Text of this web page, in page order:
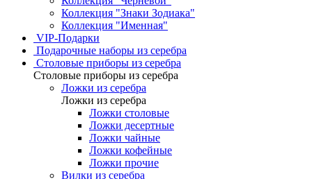
Коллекция "Знаки Зодиака"
Коллекция "Именная"
VIP-Подарки
Подарочные наборы из серебра
Столовые приборы из серебра
Столовые приборы из серебра
Ложки из серебра
Ложки из серебра
Ложки столовые
Ложки десертные
Ложки чайные
Ложки кофейные
Ложки прочие
Вилки из серебра